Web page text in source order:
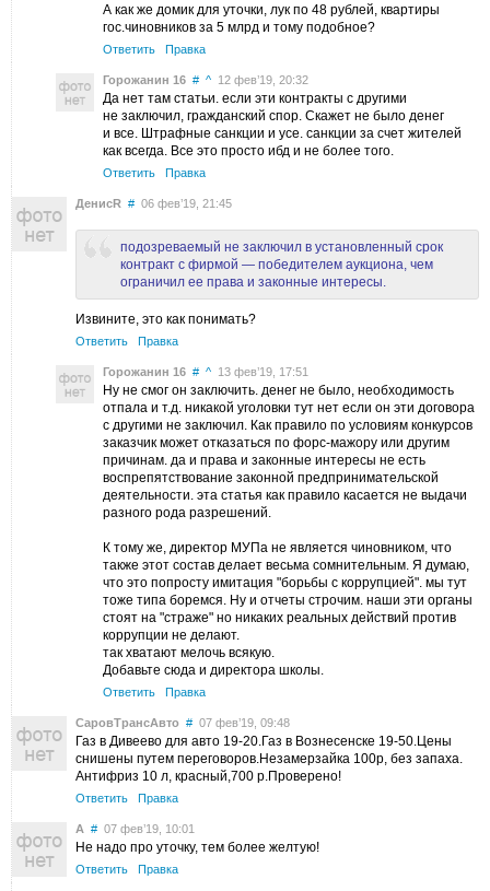
А как же домик для уточки, лук по 48 рублей, квартиры
гос.чиновников за 5 млрд и тому подобное?
Ответить Правка
Горожанин 16 # ^ 12 фев’19, 20:32
Да нет там статьи. если эти контракты с другими
не заключил, гражданский спор. Скажет не было денег
и все. Штрафные санкции и усе. санкции за счет жителей
как всегда. Все это просто ибд и не более того.
Ответить Правка
ДенисR # 06 фев’19, 21:45
подозреваемый не заключил в установленный срок
контракт с фирмой — победителем аукциона, чем
ограничил ее права и законные интересы.
Извините, это как понимать?
Ответить Правка
Горожанин 16 # ^ 13 фев’19, 17:51
Ну не смог он заключить. денег не было, необходимость
отпала и т.д. никакой уголовки тут нет если он эти договора
с другими не заключил. Как правило по условиям конкурсов
заказчик может отказаться по форс-мажору или другим
причинам. да и права и законные интересы не есть
воспрепятствование законной предпринимательской
деятельности. эта статья как правило касается не выдачи
разного рода разрешений.
К тому же, директор МУПа не является чиновником, что
также этот состав делает весьма сомнительным. Я думаю,
что это попросту имитация "борьбы с коррупцией". мы тут
тоже типа боремся. Ну и отчеты строчим. наши эти органы
стоят на "страже" но никаких реальных действий против
коррупции не делают.
так хватают мелочь всякую.
Добавьте сюда и директора школы.
Ответить Правка
СаровТрансАвто # 07 фев’19, 09:48
Газ в Дивеево для авто 19-20.Газ в Вознесенске 19-50.Цены
снишены путем переговоров.Незамерзайка 100р, без запаха.
Антифриз 10 л, красный,700 р.Проверено!
Ответить Правка
А # 07 фев’19, 10:01
Не надо про уточку, тем более желтую!
Ответить Правка